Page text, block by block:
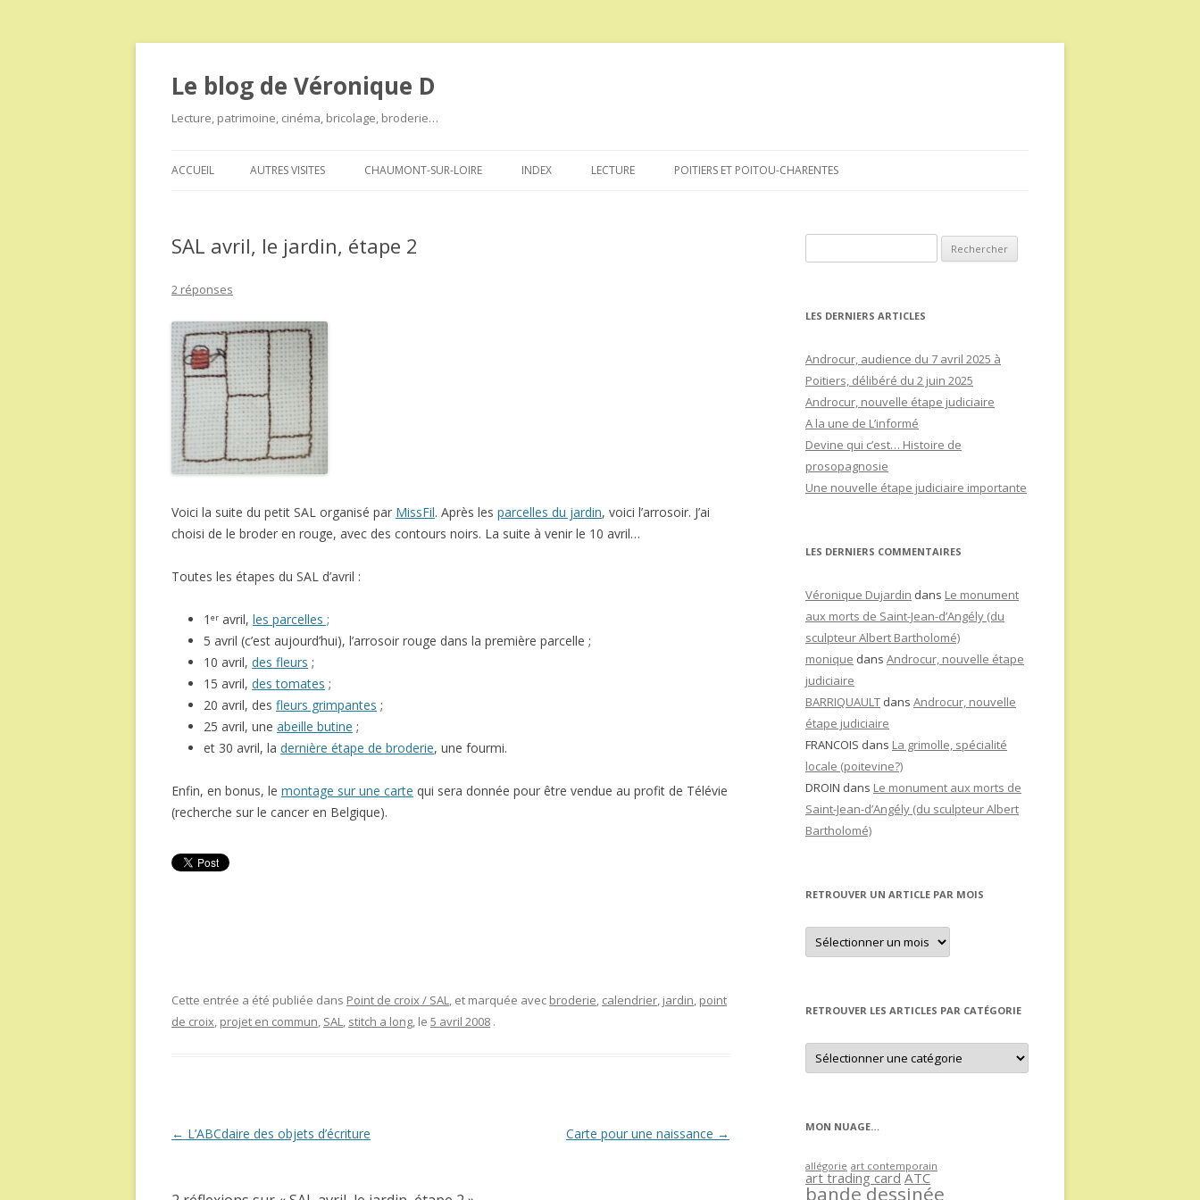
Le blog de Véronique D
Lecture, patrimoine, cinéma, bricolage, broderie…
au
ACCUEIL AUTRES VISITES CHAUMONT-SUR-LOIRE INDEX LECTURE POITIERS ET POITOU-CHARENTES
SAL avril, le jardin, étape 2
2 réponses
Voici la suite du petit SAL organisé par MissFil. Après les parcelles du jardin, voici l’arrosoir. J’ai
choisi de le broder en rouge, avec des contours noirs. La suite à venir le 10 avril…
Toutes les étapes du SAL d’avril :
1 er avril, les parcelles ;
5 avril (c’est aujourd’hui), l’arrosoir rouge dans la première parcelle ;
10 avril, des fleurs ;
15 avril, des tomates ;
20 avril, des fleurs grimpantes ;
25 avril, une abeille butine ;
et 30 avril, la dernière étape de broderie, une fourmi.
Enfin, en bonus, le montage sur une carte qui sera donnée pour être vendue au profit de Télévie
(recherche sur le cancer en Belgique).
Cette entrée a été publiée dans Point de croix / SAL, et marquée avec broderie, calendrier, jardin, point
de croix, projet en commun, SAL, stitch a long, le 5 avril 2008 .
Navigation
← L’ABCdaire des objets d’écriture Carte pour une naissance →
LES DERNIERS ARTICLES
Androcur, audience du 7 avril 2025 à
Poitiers, délibéré du 2 juin 2025
Androcur, nouvelle étape judiciaire
A la une de L’informé
Devine qui c’est… Histoire de
prosopagnosie
Une nouvelle étape judiciaire importante
LES DERNIERS COMMENTAIRES
Véronique Dujardin dans Le monument
aux morts de Saint-Jean-d’Angély (du
sculpteur Albert Bartholomé)
monique dans Androcur, nouvelle étape
judiciaire
BARRIQUAULT dans Androcur, nouvelle
étape judiciaire
FRANCOIS dans La grimolle, spécialité
locale (poitevine?)
DROIN dans Le monument aux morts de
Saint-Jean-d’Angély (du sculpteur Albert
Bartholomé)
RETROUVER UN ARTICLE PAR MOIS
Retrouver
un
article
RETROUVER LES ARTICLES PAR CATÉGORIE
Retrouver
les
articles
MON NUAGE…
allégorie art contemporain
art trading card ATC
bande dessinée